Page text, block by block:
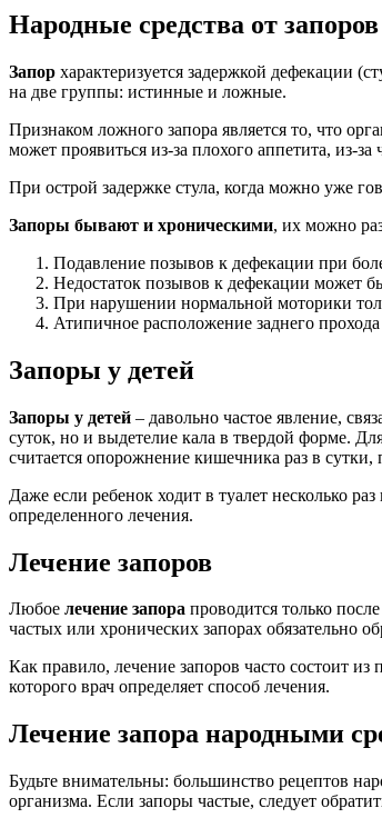
Народные средства от запоров
Запор характеризуется задержкой дефекации
на две группы: истинные и ложные.
Признаком ложного запора является то, что
может проявиться из-за плохого аппетита, из-
При острой задержке стула, когда можно уже
Запоры бывают и хроническими, их можно
Подавление позывов к дефекации при
Недостаток позывов к дефекации может
При нарушении нормальной моторики
Атипичное расположение заднего
Запоры у детей
Запоры у детей – давольно частое явление,
суток, но и выдетелие кала в твердой форме.
считается опорожнение кишечника раз в
Даже если ребенок ходит в туалет несколько
определенного лечения.
Лечение запоров
Любое лечение запора проводится только
частых или хронических запорах обязательно
Как правило, лечение запоров часто состоит из
которого врач определяет способ лечения.
Лечение запора народными
Будьте внимательны: большинство рецептов
организма. Если запоры частые, следует